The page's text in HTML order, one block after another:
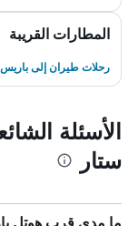
المطارات القريبة
رحلات طيران إلى باريس
الأسئلة
ستار
ما مدى قرب هوتل